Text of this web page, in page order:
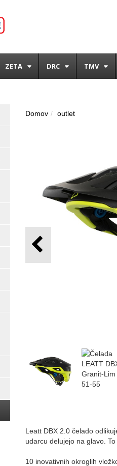
ZETA DRC TMV
Domov outlet
Leatt DBX 2.0 čelado
udarcu delujejo na glavo.
10 inovativnih okroglih